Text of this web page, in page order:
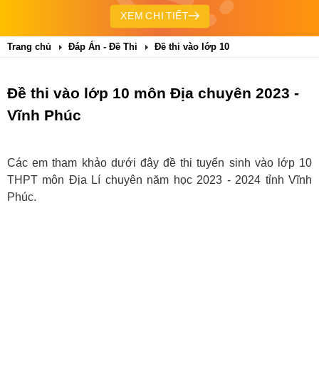
XEM CHI TIẾT
Trang chủ Đáp Án - Đề Thi Đề thi vào lớp 10
Đề thi vào lớp 10 môn Địa chuyên 2023 -
Vĩnh Phúc
Các em tham khảo dưới đây đề thi tuyển sinh vào lớp 10
THPT môn Địa Lí chuyên năm học 2023 - 2024 tỉnh Vĩnh
Phúc.